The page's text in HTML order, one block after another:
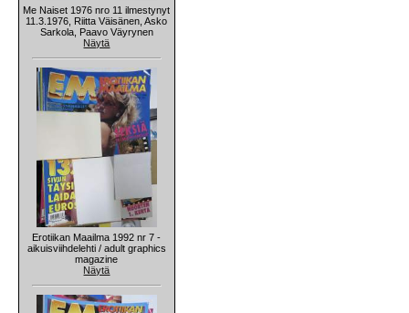
Me Naiset 1976 nro 11 ilmestynyt
11.3.1976, Riitta Väisänen, Asko
Sarkola, Paavo Väyrynen
Näytä
Erotiikan Maailma 1992 nr 7 -
aikuisviihdelehti / adult graphics
magazine
Näytä